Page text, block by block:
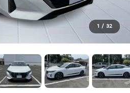
1 / 32